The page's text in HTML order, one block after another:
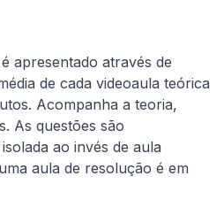
apresentado através de
de cada videoaula teórica
Acompanha a teoria,
As questões são
ao invés de aula
aula de resolução é em